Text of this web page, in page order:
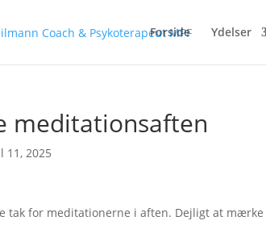
Forside Ydelser
meditationsaften
11, 2025
tak for meditationerne i aften. Dejligt at